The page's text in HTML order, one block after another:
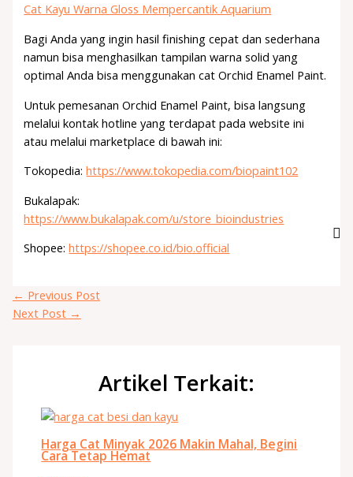
Cat Kayu Warna Gloss Mempercantik Aquarium
Bagi Anda yang ingin hasil finishing cepat dan sederhana
namun bisa menghasilkan tampilan warna solid yang
optimal Anda bisa menggunakan cat Orchid Enamel Paint.
Untuk pemesanan Orchid Enamel Paint, bisa langsung
melalui kontak hotline yang terdapat pada website ini
atau melalui marketplace di bawah ini:
Tokopedia:https://www.tokopedia.com/biopaint102
Bukalapak:
https://www.bukalapak.com/u/store_bioindustries
Shopee:https://shopee.co.id/bio.official
← Previous Post
Next Post →
Artikel Terkait:
Harga Cat Minyak 2026 Makin Mahal, Begini
Cara Tetap Hemat